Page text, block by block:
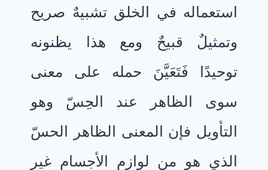
استعماله في الخلق تشبيهٌ صريح
وتمثيلٌ قبيحٌ ومع هذا يظنونه
توحيدًا فَتَعَيَّنَ حمله على معنى
سوى الظاهر عند الحِسّ وهو
التأويل فإن المعنى الظاهر الحسّ
الذي هو من لوازم الأجسام غير